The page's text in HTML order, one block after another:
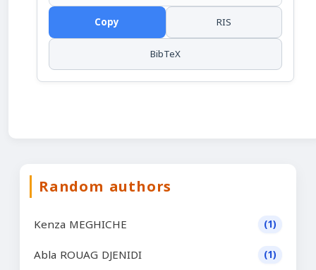
Copy
RIS
BibTeX
Random authors
Kenza MEGHICHE (1)
Abla ROUAG DJENIDI (1)